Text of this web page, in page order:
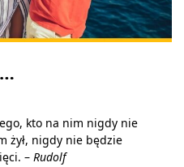
kto na nim nigdy nie
żył, nigdy nie będzie
– Rudolf